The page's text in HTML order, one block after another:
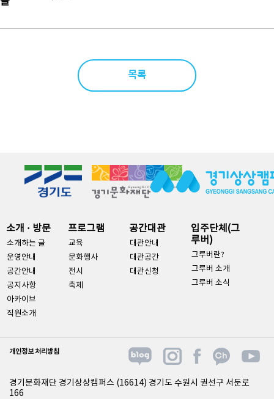
목록
소개 · 방문
소개하는 글
운영안내
공간안내
공지사항
아카이브
직원소개
프로그램
교육
문화행사
전시
축제
공간대관
대관안내
대관공간
대관신청
입주단체(그
루버)
그루버란?
그루버 소개
그루버 소식
개인정보 처리방침
경기문화재단 경기상상캠퍼스 (16614) 경기도 수원시 권선구 서둔로
166